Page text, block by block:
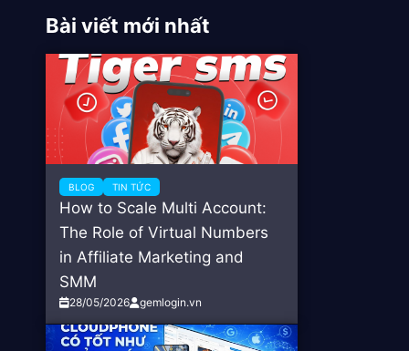
Bài viết mới nhất
BLOG TIN TỨC
How to Scale Multi Account:
The Role of Virtual Numbers
in Affiliate Marketing and
SMM
28/05/2026 gemlogin.vn